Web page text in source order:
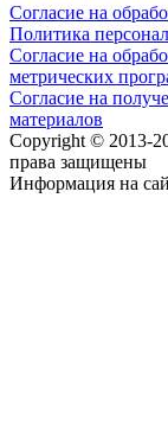
Согласие на
Политика
Согласие на
метрических
Согласие на
материалов
Copyright © 2013-
права защищены
Информация на